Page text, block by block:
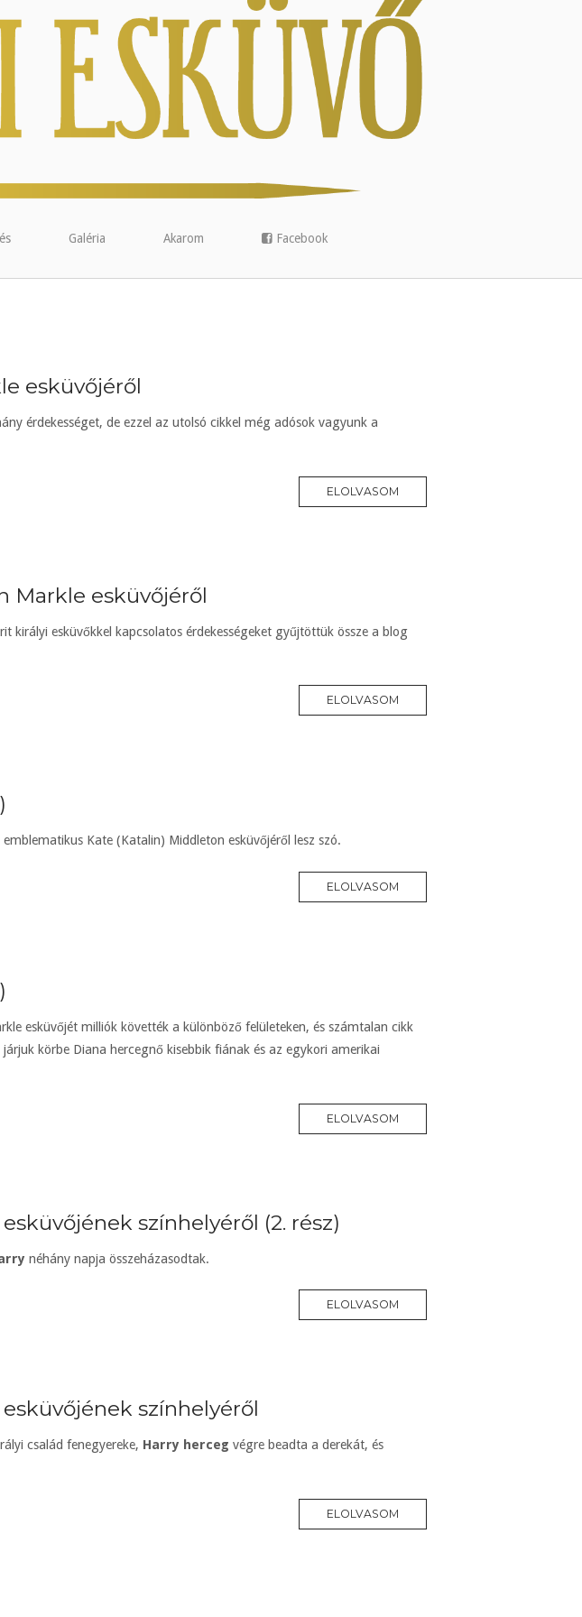
Galéria Akarom Facebook
esküvőjéről
érdekességet, de ezzel az utolsó cikkel még adósok vagyunk a
ELOLVASOM
Markle esküvőjéről
királyi esküvőkkel kapcsolatos érdekességeket gyűjtöttük össze a blog
ELOLVASOM
Kate (Katalin) Middleton esküvőjéről lesz szó.
ELOLVASOM
esküvőjét milliók követték a különböző felületeken, és számtalan cikk
körbe Diana hercegnő kisebbik fiának és az egykori amerikai
ELOLVASOM
színhelyéről (2. rész)
néhány napja összeházasodtak.
ELOLVASOM
színhelyéről
család fenegyereke, Harry herceg végre beadta a derekát, és
ELOLVASOM